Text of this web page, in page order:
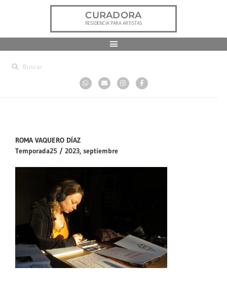
CURADORA
RESIDENCIA PARA ARTISTAS
ROMA VAQUERO DÍAZ
Temporada25 / 2023, septiembre